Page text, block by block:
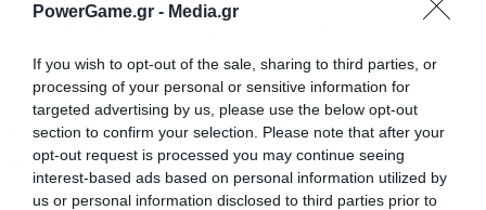
PowerGame.gr - Media.gr
If you wish to opt-out of the sale, sharing to third parties, or
processing of your personal or sensitive information for
targeted advertising by us, please use the below opt-out
section to confirm your selection. Please note that after your
opt-out request is processed you may continue seeing
interest-based ads based on personal information utilized by
us or personal information disclosed to third parties prior to
δραστηριότητα τους (πώληση ή την κατανάλωση
ηλεκτρικής ενέργειας), ενώ οι ταμειακές τους
ροές προστατεύονται από τη διακύμανση της
αγοραίας τιμής ηλεκτρικής ενέργειας.